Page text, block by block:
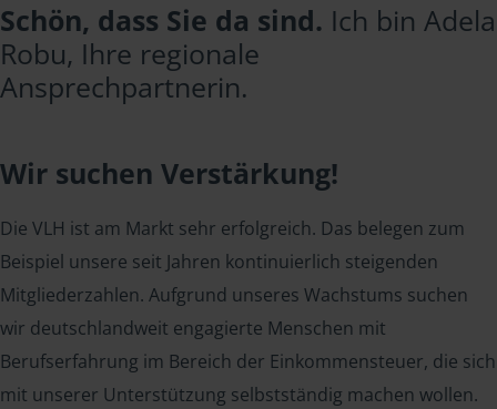
Schön, dass Sie da sind. Ich bin Adela
Robu, Ihre regionale
Ansprechpartnerin.
Wir suchen Verstärkung!
Die VLH ist am Markt sehr erfolgreich. Das belegen zum
Beispiel unsere seit Jahren kontinuierlich steigenden
Mitgliederzahlen. Aufgrund unseres Wachstums suchen
wir deutschlandweit engagierte Menschen mit
Berufserfahrung im Bereich der Einkommensteuer, die sich
mit unserer Unterstützung selbstständig machen wollen.